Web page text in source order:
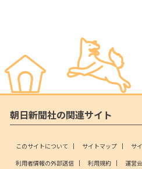
朝日新聞社の関連サイト
このサイトについて サイトマップ サ
利用者情報の外部送信
利用規約 運営